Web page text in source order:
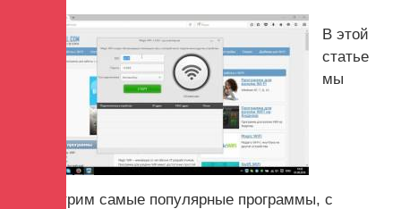
В этой
статье
мы
рассмотрим самые популярные программы, с